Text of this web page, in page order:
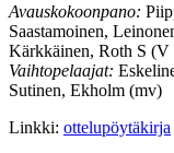
Avauskokoonpano:
Saastamoinen,
Kärkkäinen, Roth S (V
Vaihtopelaajat:
Sutinen, Ekholm (mv)
Linkki: ottelupöytäkirja